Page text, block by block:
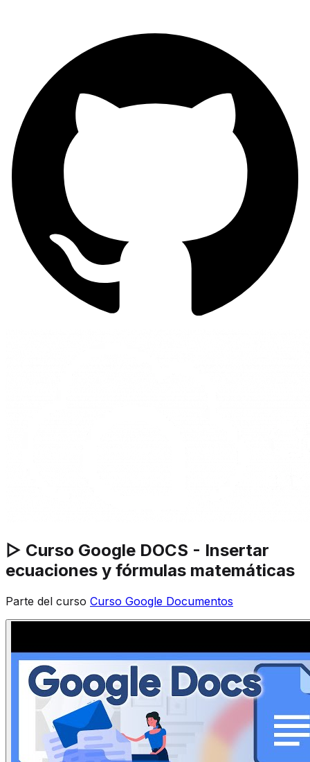
▷ Curso Google DOCS - Insertar
ecuaciones y fórmulas matemáticas
Parte del curso Curso Google Documentos